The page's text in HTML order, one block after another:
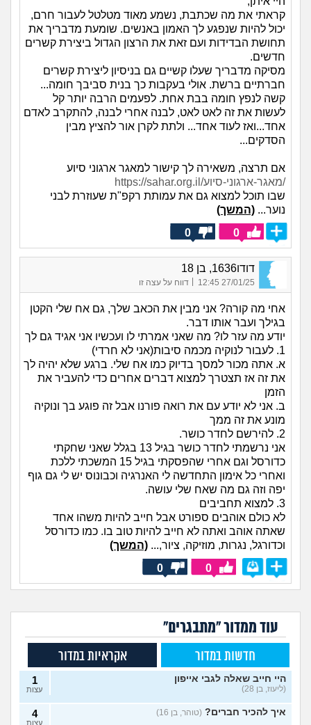
קראתי את מה שכתבת, נשמע מאוד מטלטל לעבור חרם,
יכול להיות שנפגע לך האמון באנשים. שומעת מדבריך את
תחושת הבדידות ועם זאת את הרצון הגדול ביצירת קשרים
חדשים.
מסיקה מדבריך שעלו קשיים גם בניסיון ליצירת קשרים
חברתיים ברשת. אולי בעקבות כך בנית סביבך חומה...
קשה לנפץ חומה בבת אחת. לפעמים הרבה יותר קל
לעשות את זה לאט לאט, לבנה אחרי לבנה, להתקרב לאדם
אחד...ואז לעוד אחד... ולתת לקרן אור להציץ מבין
הסדקים...
אם תרצה, משאירה לך קישור למאגר ארגוני סיוע
https://sahar.org.il/מאגר-ארגוני-סיוע/
שבו תוכל למצוא גם את עמותת רקפ"ת שעוזרת לבני
נוער... (המשך)
0
0
דודו1636, בן 18
27/01/25 12:45
| דווח על עצה זו
אחי מה קורה? אני מבין את הכאב שלך, גם אח שלי הקטן
בגילך ועבר אותו דבר.
יודע מה עזר לו? מה שאני אמרתי לו ועכשיו אני אגיד גם לך
1. לעבור לנוקיה מכמה סיבות(אני לא חרדי)
א. אתה מכור למסך בדיוק כמו אח שלי. ברגע שלא יהיה לך
את זה אז תצטרך למצוא דברים אחרים כדי להעביר את
הזמן
ב. אני לא יודע עם את רואה פורנו אבל זה פוגע בך ונוקיה
מונע את זה ממך
2. להירשם לחדר כושר.
אני נרשמתי לחדר כושר בגיל 13 בגלל שאני שחקתי
כדורסל וגם אחרי שהפסקתי בגיל 15 המשכתי ללכת
ואחרי כל אימון התחדשה לי האנרגיה וכבונוס יש לי גם גוף
יפה וזה גם מה שאח שלי עושה.
3. למצוא תחביבים
לא כולם אוהבים ספורט אבל חייב להיות משהו אחד
שאתה אוהב ואתה לא חייב להיות טוב בו. כמו כדורסל
וכדורגל, נגרות, מוזיקה, ציור,... (המשך)
0
0
עוד ממדור "מתבגרים"
חדשות במדור אקראיות במדור
היי חייב שאלה לגבי אייפון
(ליעוז, בן 28)
1
עצות
איך להכיר חברים? (טוהר, בן 16) 4
עצות